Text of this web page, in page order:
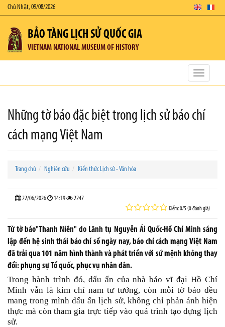
Chủ Nhật, 09/08/2026
BẢO TÀNG LỊCH SỬ QUỐC GIA
VIETNAM NATIONAL MUSEUM OF HISTORY
Toggle
Những tờ báo đặc biệt trong lịch sử báo chí
cách mạng Việt Nam
Trang chủ Nghiên cứu Kiến thức Lịch sử - Văn hóa
22/06/2026 14:19 2247
Điểm: 0/5 (0 đánh giá)
Từ tờ báo"Thanh Niên" do Lãnh tụ Nguyễn Ái Quốc-Hồ Chí Minh sáng
lập đến hệ sinh thái báo chí số ngày nay, báo chí cách mạng Việt Nam
đã trải qua 101 năm hình thành và phát triển với sứ mệnh không thay
đổi: phụng sự Tổ quốc, phục vụ nhân dân.
Trong hành trình đó, dấu ấn của nhà báo vĩ đại Hồ Chí
Minh vẫn là kim chỉ nam tư tưởng, còn mỗi tờ báo đều
mang trong mình dấu ấn lịch sử, không chỉ phản ánh hiện
thực mà còn tham gia trực tiếp vào quá trình tạo dựng lịch
sử.